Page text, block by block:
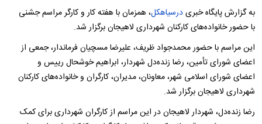
به گزارش پایگاه خبریدرسیاهکل، همزمان با هفته کار و کارگر مراسم جشنی
با حضور خانواده‌های کارکنان شهرداری لاهیجان برگزار شد.
این مراسم با حضور محمدجواد ظریف، علیرضا مسچیان فرماندار، جمعی از
اعضای شورای تأمین، رضا زنده‌دل شهردار، ابراهیم خوشحال رییس و
اعضای شورای اسلامی شهر، معاونان، مدیران، کارگران و خانواده‌های کارکنان
شهرداری لاهیجان برگزار شد.
رضا زنده‌دل، شهردار لاهیجان در این مراسم از کارگران شهرداری برای کمک